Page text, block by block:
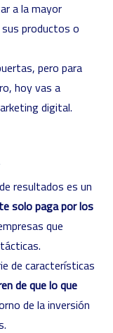
a la mayor
productos o
pero para
hoy vas a
digital.
resultados es un
solo paga por los
que
de características
de que lo que
de la inversión